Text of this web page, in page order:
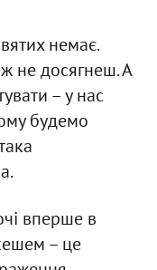
немає.
не досягнеш. А
– у нас
будемо
вперше в
– це